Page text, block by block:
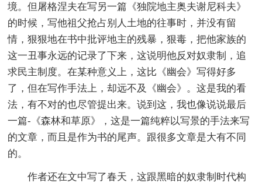
境。但屠格涅夫在写另一篇《独院地主奥夫谢尼科夫》
的时候，写他祖父抢占别人土地的往事时，并没有留
情，狠狠地在书中批评地主的残暴，狠毒，把他家族的
这一丑事永远的记录了下来，这说明他反对奴隶制，追
求民主制度。在某种意义上，这比《幽会》写得好多
了，但在写作手法上，却远不及《幽会》。这是我的看
法，有不对的也尽管提出来。说到这，我也像说说最后
一篇-《森林和草原》，这是一篇纯粹以写景的手法来写
的文章，而且是作为书的尾声。跟很多文章是大有不同
的。
作者还在文中写了春天，这跟黑暗的奴隶制时代构